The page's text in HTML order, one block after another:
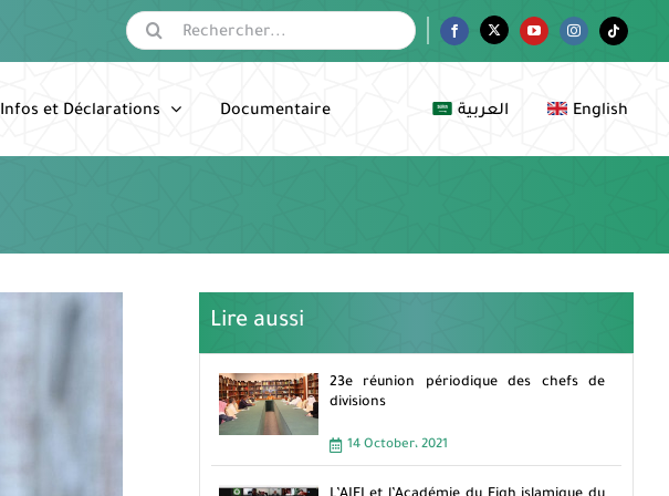
Rechercher:
FacebookTwitter YouTubeInstagramTiktok
Infos et Déclarations Documentaire العربية English
Lire aussi
23e réunion périodique des chefs de
divisions
14 October، 2021